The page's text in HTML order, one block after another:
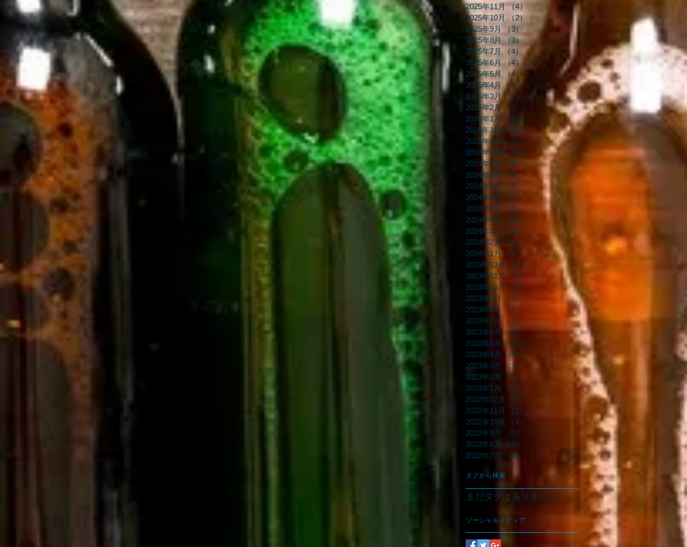
2025年11月 （4）
4件の記事
2025年10月
（2）
2件の記事
2025年9月
（3）
3件の記事
2025年8月 （3）3件の記事
2025年7月
（4）
4件の記事
2025年6月 （4）
2025年5月
（4）
2025年4月 （4）
2025年3月
（2）
2件の記事
2025年2月
（2）
2件の記事
2025年1月
（6）
6件の記事
2024年12月
（5）
5件の記事
2024年11月
（7）
7件の記事
2024年10月
（3）
3件の記事
2024年9月
（5）
5件の記事
2024年8月
（4）4件の記事
2024年7月
（4）
4件の記事
2024年6月
（2）
2件の記事
2024年5月
（3）
3件の記事
2024年4月
（9）
9件の記事
2024年3月
（6）
2024年2月
（1）
1件の記事
2024年1月
（3）
3件の記事
2023年12月
（7）
7件の記事
2023年11月
（1）
2023年10月
（5）
2023年9月
（2）
2023年8月
（2）
2023年7月
（1）
2023年6月
（2）2件の記事
2023年5月 （3）
2023年4月
（5）
2023年3月
（3）
2023年2月
（1）
2023年1月
（3）
2022年12月
（4）
2022年11月
（2）
2022年10月
（4）
2022年9月
（3）
2022年8月
（3）
2022年7月
（4）
タグから検索
まだタグはありません。
ソーシャルメディア